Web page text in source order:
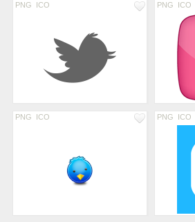
PNG ICO PNG ICO
PNG ICO PNG ICO